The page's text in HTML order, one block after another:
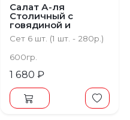
Салат А-ля
Столичный с
говядиной и
домашним Айоли
Сет 6 шт. (1 шт. - 280р.)
600гр.
1 680 ₽